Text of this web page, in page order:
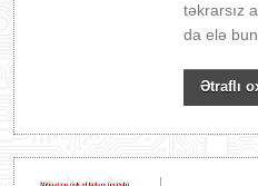
təkrarsız
da elə
Ətraflı